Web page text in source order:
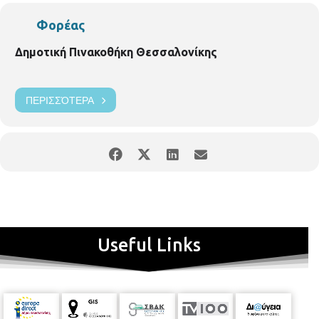
Φορέας
Δημοτική Πινακοθήκη Θεσσαλονίκης
ΠΕΡΙΣΣΌΤΕΡΑ
Useful Links